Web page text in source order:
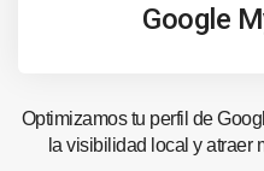
Google
Optimizamos tu perfil de
la visibilidad local y atraer